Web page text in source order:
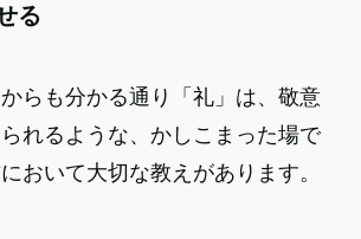
る
らも分かる通り「礼」は、敬意
れるような、かしこまった場で
おいて大切な教えがあります。